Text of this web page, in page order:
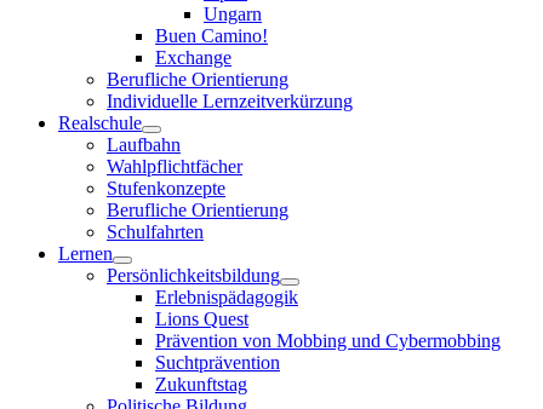
Ungarn
Buen Camino!
Exchange
Berufliche Orientierung
Individuelle Lernzeitverkürzung
Realschule
Laufbahn
Wahlpflichtfächer
Stufenkonzepte
Berufliche Orientierung
Schulfahrten
Lernen
Persönlichkeitsbildung
Erlebnispädagogik
Lions Quest
Prävention von Mobbing und Cybermobbing
Suchtprävention
Zukunftstag